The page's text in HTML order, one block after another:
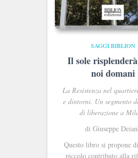
SAGGI BIBLION
Il sole
noi domani
La Resistenza nel
e dintorni. Un segmento
di liberazione a
di Giuseppe
Questo libro si propone
piccolo contributo alla